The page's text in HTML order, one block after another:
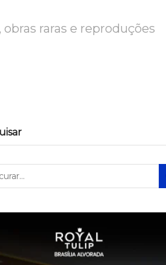
raras e reproduções